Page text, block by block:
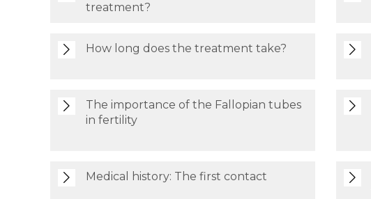
treatment?
How long does the treatment take?
The importance of the Fallopian tubes
in fertility
Medical history: The first contact